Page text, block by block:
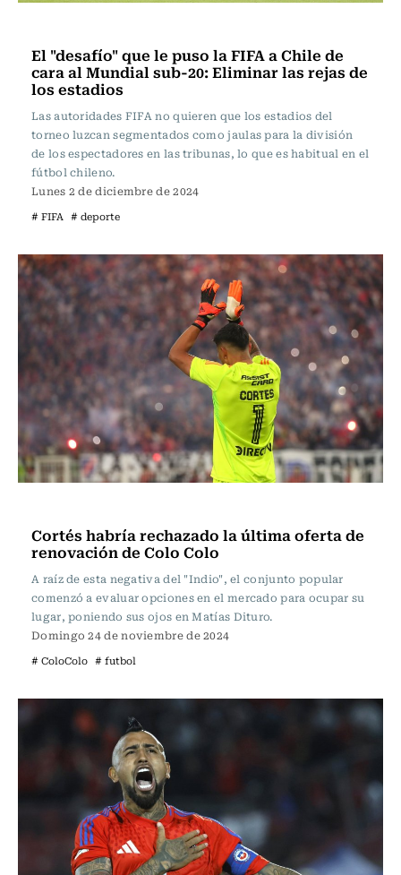
El "desafío" que le puso la FIFA a Chile de
cara al Mundial sub-20: Eliminar las rejas de
los estadios
Las autoridades FIFA no quieren que los estadios del
torneo luzcan segmentados como jaulas para la división
de los espectadores en las tribunas, lo que es habitual en el
fútbol chileno.
Lunes 2 de diciembre de 2024
# FIFA # deporte
Cortés habría rechazado la última oferta de
renovación de Colo Colo
A raíz de esta negativa del "Indio", el conjunto popular
comenzó a evaluar opciones en el mercado para ocupar su
lugar, poniendo sus ojos en Matías Dituro.
Domingo 24 de noviembre de 2024
# ColoColo # futbol